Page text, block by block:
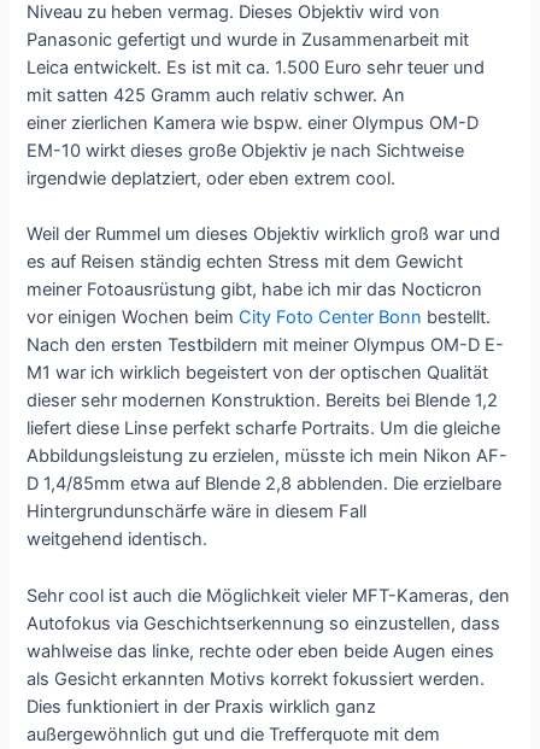
Niveau zu heben vermag. Dieses Objektiv wird von
Panasonic gefertigt und wurde in Zusammenarbeit mit
Leica entwickelt. Es ist mit ca. 1.500 Euro sehr teuer und
mit satten 425 Gramm auch relativ schwer. An
einer zierlichen Kamera wie bspw. einer Olympus OM-D
EM-10 wirkt dieses große Objektiv je nach Sichtweise
irgendwie deplatziert, oder eben extrem cool.
Weil der Rummel um dieses Objektiv wirklich groß war und
es auf Reisen ständig echten Stress mit dem Gewicht
meiner Fotoausrüstung gibt, habe ich mir das Nocticron
vor einigen Wochen beimCity Foto Center Bonn bestellt.
Nach den ersten Testbildern mit meiner Olympus OM-D E-
M1 war ich wirklich begeistert von der optischen Qualität
dieser sehr modernen Konstruktion. Bereits bei Blende 1,2
liefert diese Linse perfekt scharfe Portraits. Um die gleiche
Abbildungsleistung zu erzielen, müsste ich mein Nikon AF-
D 1,4/85mm etwa auf Blende 2,8 abblenden. Die erzielbare
Hintergrundunschärfe wäre in diesem Fall
weitgehend identisch.
Sehr cool ist auch die Möglichkeit vieler MFT-Kameras, den
Autofokus via Geschichtserkennung so einzustellen, dass
wahlweise das linke, rechte oder eben beide Augen eines
als Gesicht erkannten Motivs korrekt fokussiert werden.
Dies funktioniert in der Praxis wirklich ganz
außergewöhnlich gut und die Trefferquote mit dem